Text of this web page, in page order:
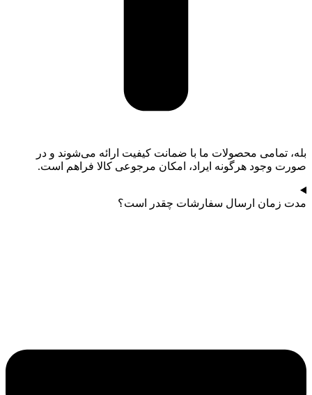
بله، تمامی محصولات ما با ضمانت کیفیت ارائه می‌شوند و در
صورت وجود هرگونه ایراد، امکان مرجوعی کالا فراهم است.
مدت زمان ارسال سفارشات چقدر است؟